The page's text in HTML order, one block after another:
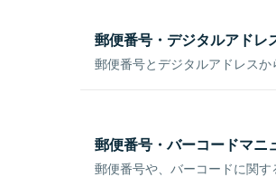
郵便番号・デジタルアドレ
郵便番号とデジタルアドレスか
郵便番号・バーコードマニ
郵便番号や、バーコードに関す